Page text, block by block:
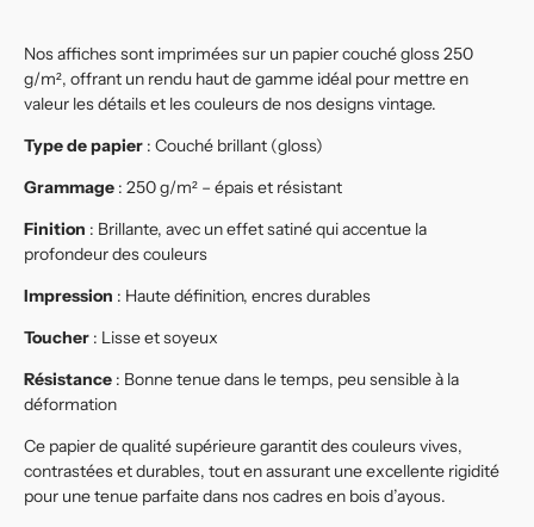
Nos affiches sont imprimées sur un papier couché gloss 250
g/m², offrant un rendu haut de gamme idéal pour mettre en
valeur les détails et les couleurs de nos designs vintage.
Type de papier : Couché brillant (gloss)
Grammage : 250 g/m² – épais et résistant
Finition : Brillante, avec un effet satiné qui accentue la
profondeur des couleurs
Impression : Haute définition, encres durables
Toucher : Lisse et soyeux
Résistance : Bonne tenue dans le temps, peu sensible à la
déformation
Ce papier de qualité supérieure garantit des couleurs vives,
contrastées et durables, tout en assurant une excellente rigidité
pour une tenue parfaite dans nos cadres en bois d’ayous.